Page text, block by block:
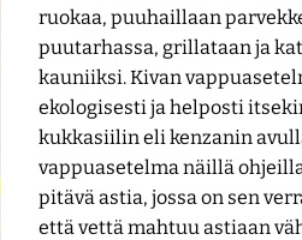
ruokaa, puuhaillaan
puutarhassa, grillataan ja
kauniiksi. Kivan
ekologisesti ja helposti
kukkasiilin eli kenzanin
vappuasetelma näillä
pitävä astia, jossa on sen
että vettä mahtuu astiaan